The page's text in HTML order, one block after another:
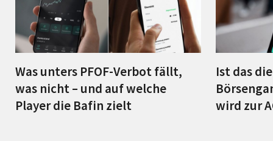
Was unters PFOF-Verbot fällt,
was nicht – und auf welche
Player die Bafin zielt
Ist das
wird zur